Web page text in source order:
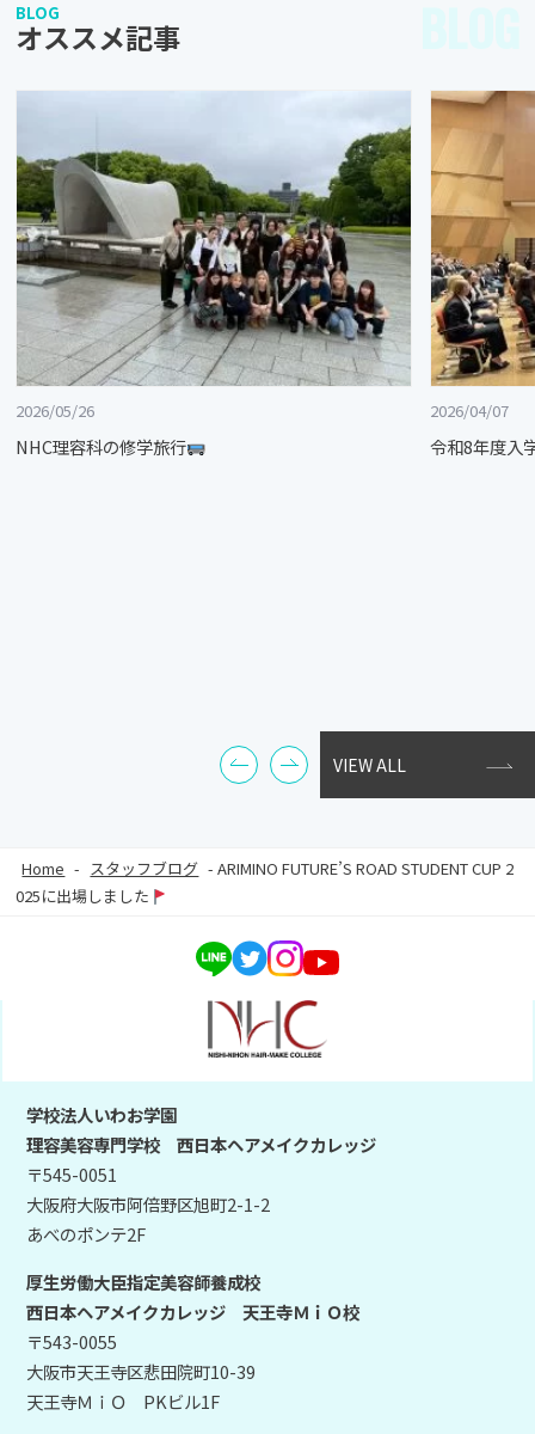
BLOG
オススメ記事
2026/05/26
NHC理容科の修学旅行
2026/04/07
令和8年度入
VIEW ALL
Home - スタッフブログ -ARIMINO FUTURE’S ROAD STUDENT CUP 2
025に出場しました
学校法人いわお学園
理容美容専門学校 西日本ヘアメイクカレッジ
〒545-0051
大阪府大阪市阿倍野区旭町2-1-2
あべのポンテ2F
厚生労働大臣指定美容師養成校
西日本ヘアメイクカレッジ 天王寺ＭｉＯ校
〒543-0055
大阪市天王寺区悲田院町10-39
天王寺ＭｉＯ PKビル1F